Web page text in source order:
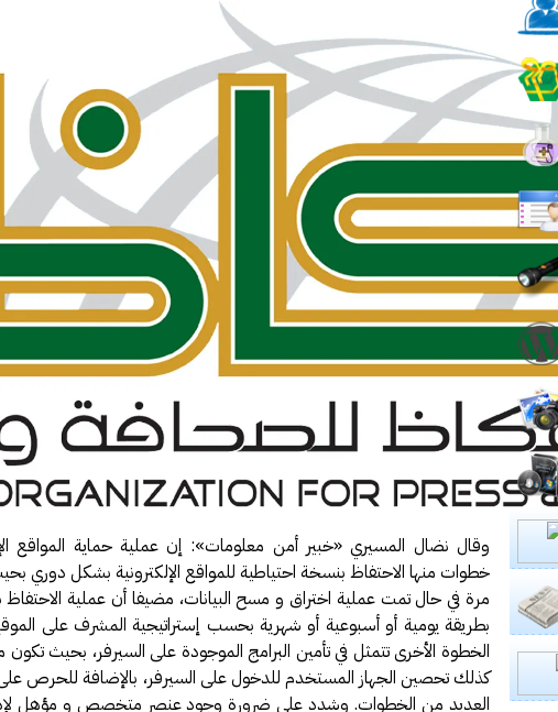
مشاركتي بصحيفة عكاظ حول اختراق موقع أرامكو
ورشة عمل بخصوص درس المناعة .
خفايا النت والإدمان الإلكتروني
مادة محاضرة أمن المعلومات وأمن الأسرة
للسيدات.. ال مسيري يقدم محاضرة في أمن المعلومات
حالياً بصدد الحصول على دورة +Security
طالبتان سعوديتان سفيرتان لـ «جوجل»
مدونة حبيب اليوسف
مدونة الأخصائي النفسي فيصل العيجان قريباً .
إغلاق “فيس بوك” نهائيا في 15 مارس القادم حقيقة ام خيال !!!
تعرف على مصمم شعارات قوقل الجميلة‏
تجربتي في الإنترنت بواسطة الكهرباء
GMail Drive
تقنية U3 العالمية في الطريق اليك
وقال نضال المسيري «خبير أمن معلومات»: إن عملية حماية المواقع
خطوات منها الاحتفاظ بنسخة احتياطية للمواقع الإلكترونية بشكل دوري
مرة في حال تمت عملية اختراق و مسح البيانات، مضيفا أن عملية الاحتفاظ
بطريقة يومية أو أسبوعية أو شهرية بحسب إستراتيجية المشرف على
الخطوة الأخرى تتمثل في تأمين البرامج الموجودة على السيرفر، بحيث تكون
كذلك تحصين الجهاز المستخدم للدخول على السيرفر، بالإضافة للحرص
العديد من الخطوات. وشدد على ضرورة وجود عنصر متخصص و مؤهل لإدارة